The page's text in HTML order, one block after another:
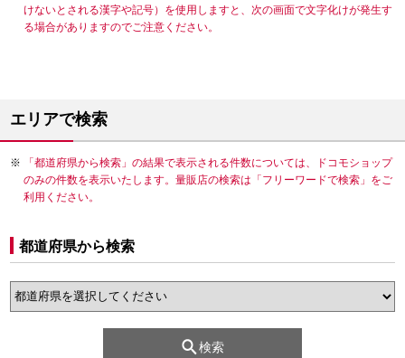
けないとされる漢字や記号）を使用しますと、次の画面で文字化けが発生す
る場合がありますのでご注意ください。
エリアで検索
「都道府県から検索」の結果で表示される件数については、ドコモショップ
のみの件数を表示いたします。量販店の検索は「フリーワードで検索」をご
利用ください。
都道府県から検索
検索